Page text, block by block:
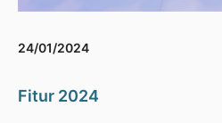
24/01/2024
Fitur 2024